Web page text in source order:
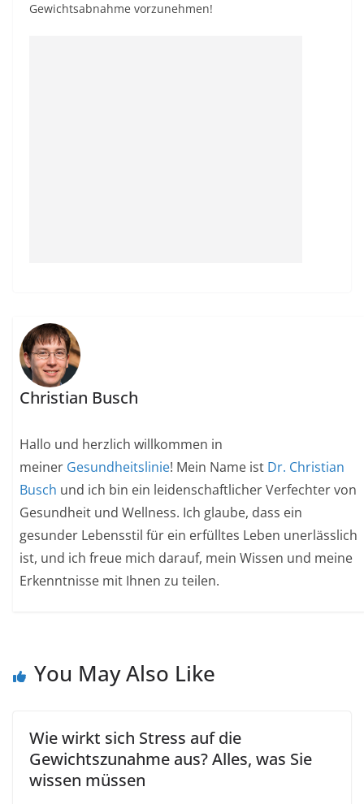
Gewichtsabnahme vorzunehmen!
Christian Busch
Hallo und herzlich willkommen in
meiner Gesundheitslinie! Mein Name ist Dr. Christian
Busch und ich bin ein leidenschaftlicher Verfechter von
Gesundheit und Wellness. Ich glaube, dass ein
gesunder Lebensstil für ein erfülltes Leben unerlässlich
ist, und ich freue mich darauf, mein Wissen und meine
Erkenntnisse mit Ihnen zu teilen.
You May Also Like
Wie wirkt sich Stress auf die
Gewichtszunahme aus? Alles, was Sie
wissen müssen